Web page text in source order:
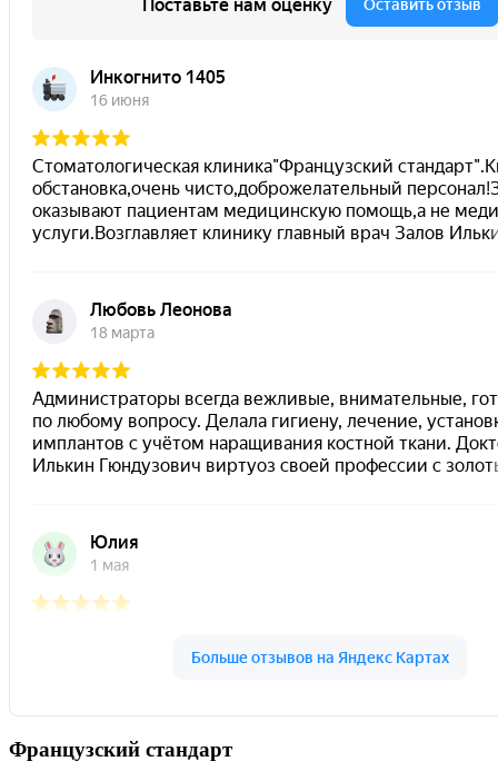
Французский стандарт